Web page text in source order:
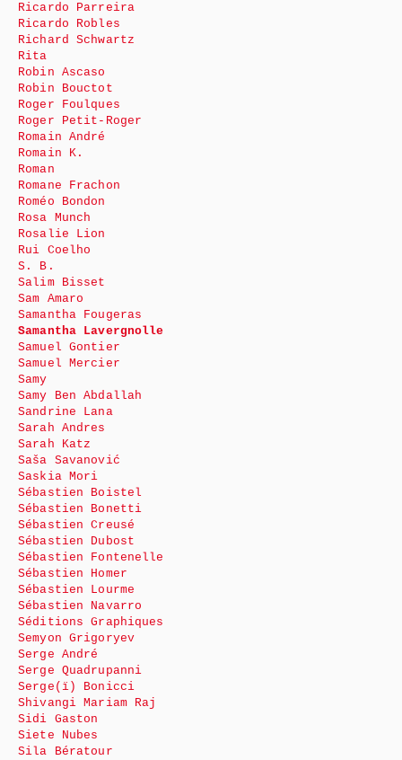
Ricardo Parreira
Ricardo Robles
Richard Schwartz
Rita
Robin Ascaso
Robin Bouctot
Roger Foulques
Roger Petit-Roger
Romain André
Romain K.
Roman
Romane Frachon
Roméo Bondon
Rosa Munch
Rosalie Lion
Rui Coelho
S. B.
Salim Bisset
Sam Amaro
Samantha Fougeras
Samantha Lavergnolle
Samuel Gontier
Samuel Mercier
Samy
Samy Ben Abdallah
Sandrine Lana
Sarah Andres
Sarah Katz
Saša Savanović
Saskia Mori
Sébastien Boistel
Sébastien Bonetti
Sébastien Creusé
Sébastien Dubost
Sébastien Fontenelle
Sébastien Homer
Sébastien Lourme
Sébastien Navarro
Séditions Graphiques
Semyon Grigoryev
Serge André
Serge Quadrupanni
Serge(ï) Bonicci
Shivangi Mariam Raj
Sidi Gaston
Siete Nubes
Sila Bératour